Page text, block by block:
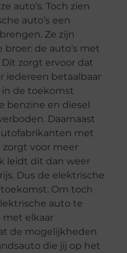
auto’s. Toch zien
auto’s een
Ze zijn
de auto’s met
zorgt ervoor dat
iedereen betaalbaar
in de toekomst
benzine en diesel
Daarnaast
met
voor meer
leidt dit dan weer
Dus de elektrische
Om toch
auto te
met elkaar
de mogelijkheden
die jij op het